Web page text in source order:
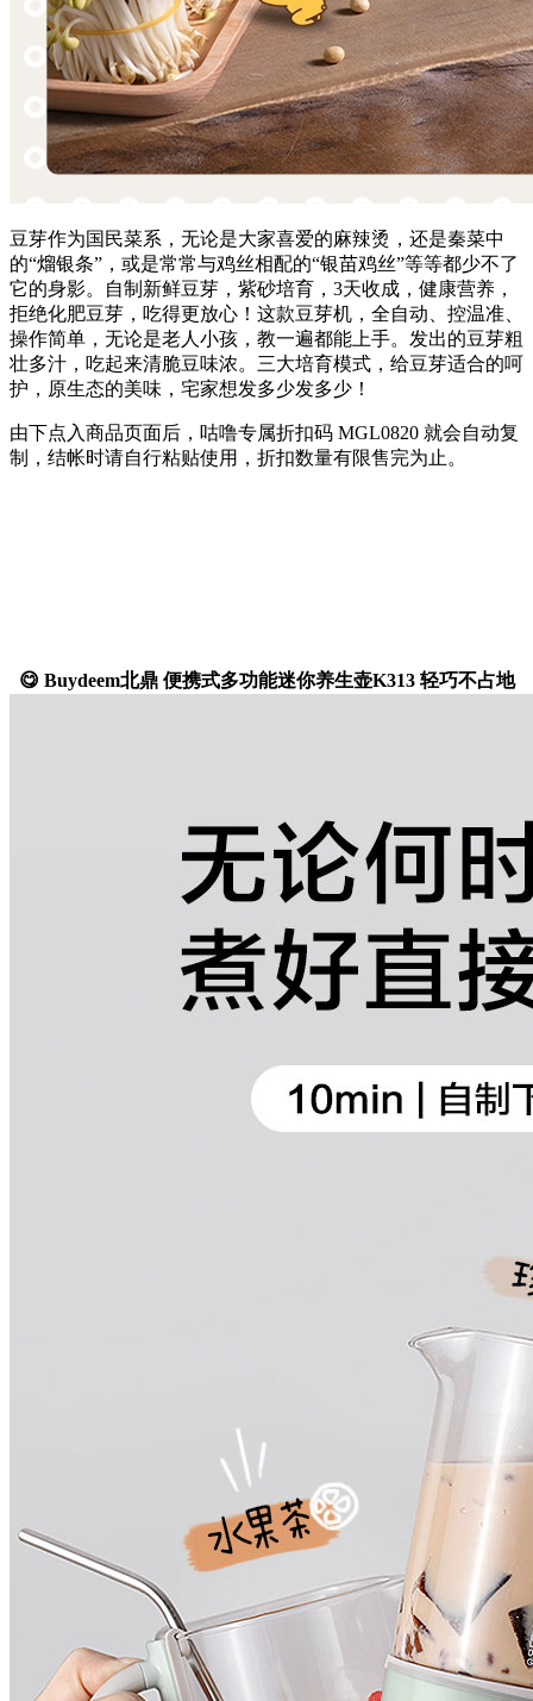
豆芽作为国民菜系，无论是大家喜爱的麻辣烫，还是秦菜中
的“熘银条”，或是常常与鸡丝相配的“银苗鸡丝”等等都少不了
它的身影。自制新鲜豆芽，紫砂培育，3天收成，健康营养，
拒绝化肥豆芽，吃得更放心！这款豆芽机，全自动、控温准、
操作简单，无论是老人小孩，教一遍都能上手。发出的豆芽粗
壮多汁，吃起来清脆豆味浓。三大培育模式，给豆芽适合的呵
护，原生态的美味，宅家想发多少发多少！
由下点入商品页面后，咕噜专属折扣码 MGL0820 就会自动复
制，结帐时请自行粘贴使用，折扣数量有限售完为止。
😋 Buydeem北鼎 便携式多功能迷你养生壶K313 轻巧不占地